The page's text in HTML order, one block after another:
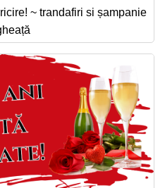
~ trandafiri si șampanie